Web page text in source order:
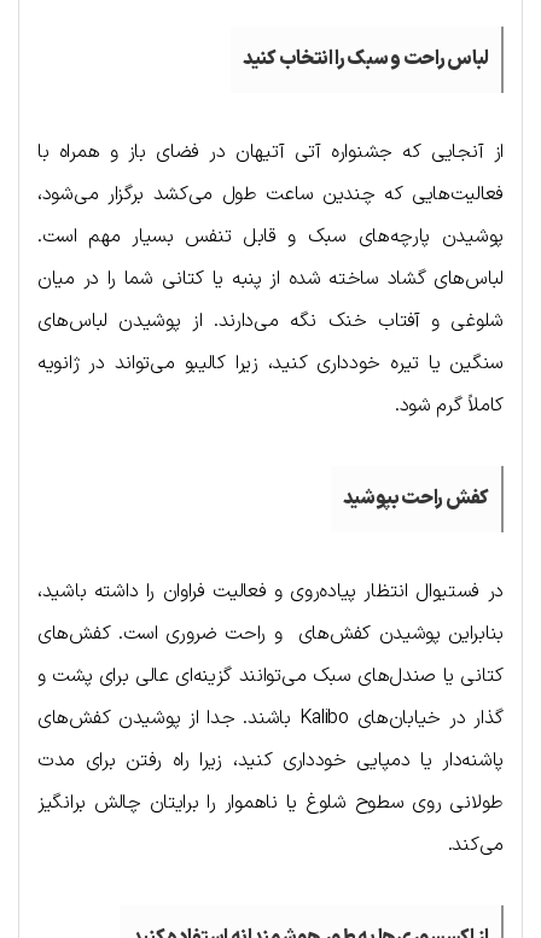
لباس راحت و سبک را انتخاب کنید
از آنجایی که جشنواره آتی آتیهان در فضای باز و همراه با
فعالیت‌هایی که چندین ساعت طول می‌کشد برگزار می‌شود،
پوشیدن پارچه‌های سبک و قابل تنفس بسیار مهم است.
لباس‌های گشاد ساخته شده از پنبه یا کتانی شما را در میان
شلوغی و آفتاب خنک نگه می‌دارند. از پوشیدن لباس‌های
سنگین یا تیره خودداری کنید، زیرا کالیبو می‌تواند در ژانویه
کاملاً گرم شود.
کفش راحت بپوشید
در فستیوال انتظار پیاده‌روی و فعالیت فراوان را داشته باشید،
بنابراین پوشیدن کفش‌های و راحت ضروری است. کفش‌های
کتانی یا صندل‌های سبک می‌توانند گزینه‌ای عالی برای پشت و
گذار در خیابان‌های Kalibo باشند. جدا از پوشیدن کفش‌های
پاشنه‌دار یا دمپایی خودداری کنید، زیرا راه رفتن برای مدت
طولانی روی سطوح شلوغ یا ناهموار را برایتان چالش برانگیز
می‌کند.